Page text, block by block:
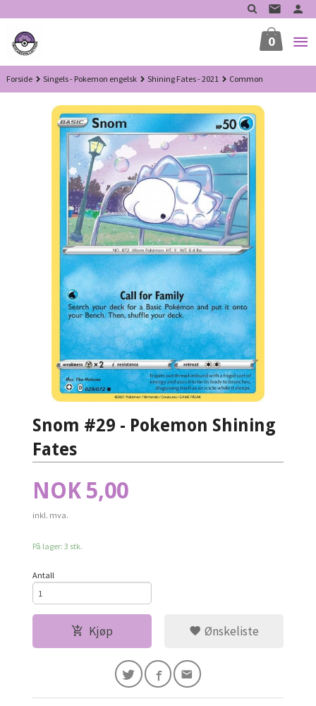
til
innholdet
0
Forside Singels - Pokemon engelsk Shining Fates - 2021 Common
Snom #29 - Pokemon Shining
Fates
Pris
NOK 5,00
inkl. mva.
På lager: 3 stk.
Antall
Kjøp Ønskeliste